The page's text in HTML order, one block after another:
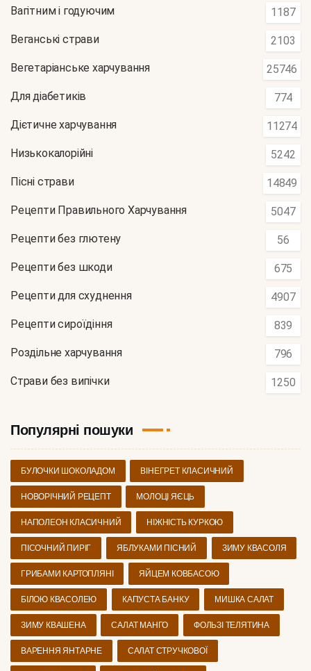
Вагітним і годуючим 1187
Веганські страви 2103
Вегетаріанське харчування 25746
Для діабетиків 774
Дієтичне харчування 11274
Низькокалорійні 5242
Пісні страви 14849
Рецепти Правильного Харчування 5047
Рецепти без глютену 56
Рецепти без шкоди 675
Рецепти для схуднення 4907
Рецепти сироїдіння 839
Роздільне харчування 796
Страви без випічки 1250
Популярні пошуки
БУЛОЧКИ ШОКОЛАДОМ ВІНЕГРЕТ КЛАСИЧНИЙ
НОВОРІЧНИЙ РЕЦЕПТ МОЛОЦІ ЯЄЦЬ
НАПОЛЕОН КЛАСИЧНИЙ НІЖНІСТЬ КУРКОЮ
ПІСОЧНИЙ ПИРІГ ЯБЛУКАМИ ПІСНИЙ ЗИМУ КВАСОЛЯ
ГРИБАМИ КАРТОПЛЯНІ ЯЙЦЕМ КОВБАСОЮ
БІЛОЮ КВАСОЛЕЮ КАПУСТА БАНКУ МИШКА САЛАТ
ЗИМУ КВАШЕНА САЛАТ МАНГО ФОЛЬЗІ ТЕЛЯТИНА
ВАРЕННЯ ЯНТАРНЕ САЛАТ СТРУЧКОВОЇ